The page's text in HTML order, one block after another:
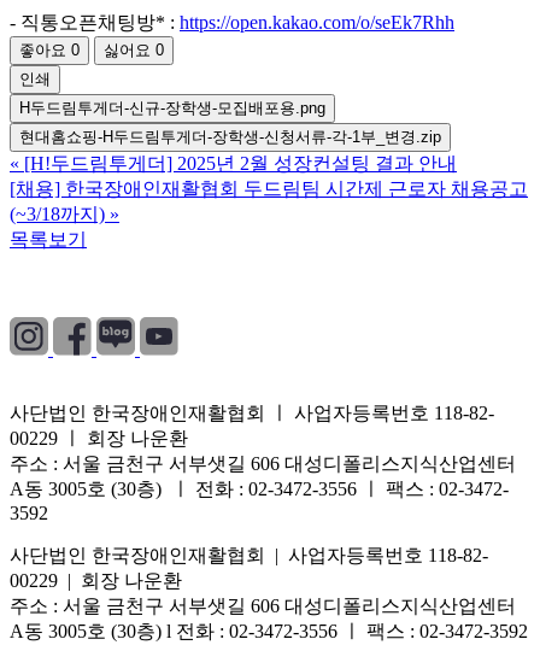
- 직통오픈채팅방* : https://open.kakao.com/o/seEk7Rhh
좋아요 0 싫어요 0
인쇄
H두드림투게더-신규-장학생-모집배포용.png
현대홈쇼핑-H두드림투게더-장학생-신청서류-각-1부_변경.zip
« [H!두드림투게더] 2025년 2월 성장컨설팅 결과 안내
[채용] 한국장애인재활협회 두드림팀 시간제 근로자 채용공고
(~3/18까지) »
목록보기
사단법인 한국장애인재활협회 ㅣ 사업자등록번호 118-82-
00229 ㅣ 회장 나운환
주소 : 서울 금천구 서부샛길 606 대성디폴리스지식산업센터
A동 3005호 (30층) ㅣ 전화 : 02-3472-3556 ㅣ 팩스 : 02-3472-
3592
사단법인 한국장애인재활협회 | 사업자등록번호 118-82-
00229 | 회장 나운환
주소 : 서울 금천구 서부샛길 606 대성디폴리스지식산업센터
A동 3005호 (30층) l 전화 : 02-3472-3556 ㅣ 팩스 : 02-3472-3592